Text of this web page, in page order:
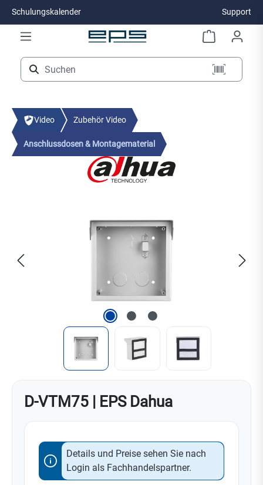
Zum Hauptinhalt springen
Schulungskalender Support
Video Zubehör Video
Anschlussdosen & Montagematerial
D-VTM75 | EPS Dahua
Details und Preise sehen Sie nach
Login als Fachhandelspartner.